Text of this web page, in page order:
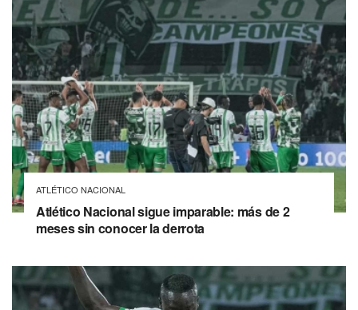
ATLÉTICO NACIONAL
Atlético Nacional sigue imparable: más de 2
meses sin conocer la derrota